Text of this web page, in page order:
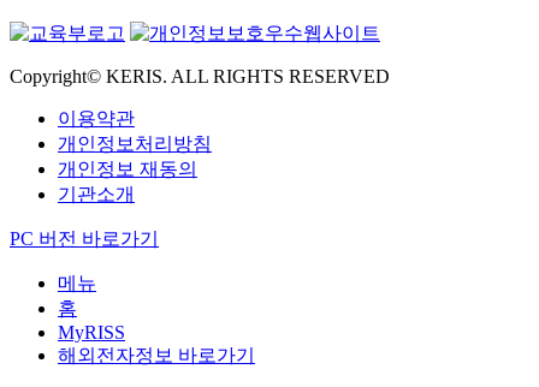
Copyright© KERIS. ALL RIGHTS RESERVED
이용약관
개인정보처리방침
개인정보 재동의
기관소개
PC 버전 바로가기
메뉴
홈
MyRISS
해외전자정보 바로가기